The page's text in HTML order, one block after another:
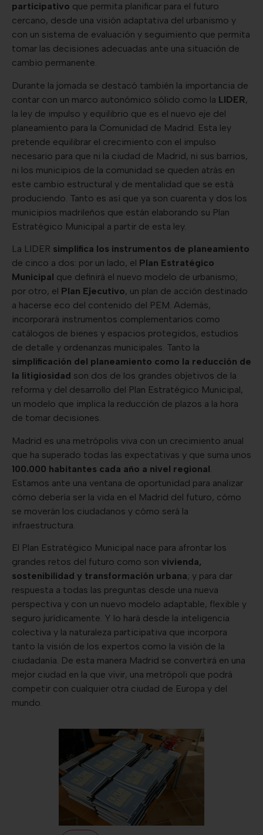
participativo que permita planificar para el futuro
cercano, desde una visión adaptativa del urbanismo y
con un sistema de evaluación y seguimiento que permita
tomar las decisiones adecuadas ante una situación de
cambio permanente.
Durante la jornada se destacó también la importancia de
contar con un marco autonómico sólido como la LIDER,
la ley de impulso y equilibrio que es el nuevo eje del
planeamiento para la Comunidad de Madrid. Esta ley
pretende equilibrar el crecimiento con el impulso
necesario para que ni la ciudad de Madrid, ni sus barrios,
ni los municipios de la comunidad se queden atrás en
este cambio estructural y de mentalidad que se está
produciendo. Tanto es así que ya son cuarenta y dos los
municipios madrileños que están elaborando su Plan
Estratégico Municipal a partir de esta ley.
La LIDER simplifica los instrumentos de planeamiento
de cinco a dos: por un lado, el Plan Estratégico
Municipal que definirá el nuevo modelo de urbanismo;
por otro, el Plan Ejecutivo, un plan de acción destinado
a hacerse eco del contenido del PEM. Además,
incorporará instrumentos complementarios como
catálogos de bienes y espacios protegidos, estudios
de detalle y ordenanzas municipales. Tanto la
simplificación del planeamiento como la reducción de
la litigiosidad son dos de los grandes objetivos de la
reforma y del desarrollo del Plan Estratégico Municipal,
un modelo que implica la reducción de plazos a la hora
de tomar decisiones.
Madrid es una metrópolis viva con un crecimiento anual
que ha superado todas las expectativas y que suma unos
100.000 habitantes cada año a nivel regional
Estamos ante una ventana de oportunidad para analizar
cómo debería ser la vida en el Madrid del futuro, cómo
se moverán los ciudadanos y cómo será la
infraestructura.
El Plan Estratégico Municipal nace para afrontar los
grandes retos del futuro como son vivienda,
sostenibilidad y transformación urbana; y para dar
respuesta a todas las preguntas desde una nueva
perspectiva y con un nuevo modelo adaptable, flexible y
seguro jurídicamente. Y lo hará desde la inteligencia
colectiva y la naturaleza participativa que incorpora
tanto la visión de los expertos como la visión de la
ciudadanía. De esta manera Madrid se convertirá en una
mejor ciudad en la que vivir, una metrópoli que podrá
competir con cualquier otra ciudad de Europa y del
mundo.